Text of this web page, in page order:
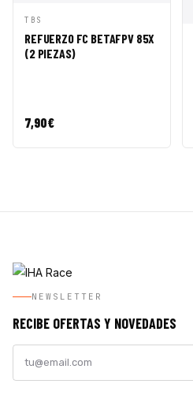
VISTA
RÁPIDA
CESTA
TBS
REFUERZO FC BETAFPV 85X
(2 PIEZAS)
7,90€
NEWSLETTER
RECIBE OFERTAS Y NOVEDADES